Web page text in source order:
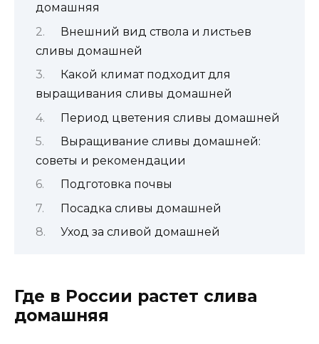
домашняя
Внешний вид ствола и листьев
сливы домашней
Какой климат подходит для
выращивания сливы домашней
Период цветения сливы домашней
Выращивание сливы домашней:
советы и рекомендации
Подготовка почвы
Посадка сливы домашней
Уход за сливой домашней
Где в России растет слива
домашняя